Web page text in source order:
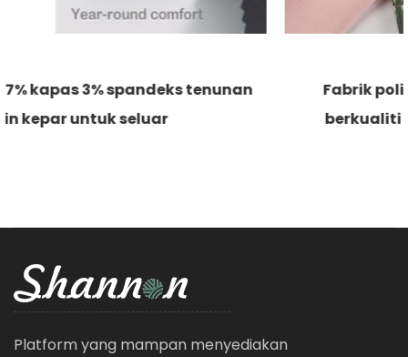
Fabrik poliester 76% modal 24% lembut
berkualiti tinggi untuk pakaian santai
Platform yang mampan menyediakan